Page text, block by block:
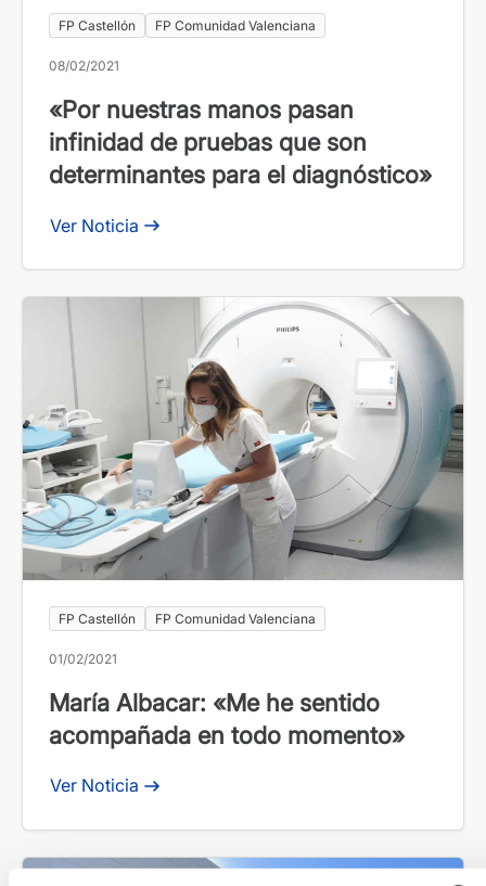
FP Castellón FP Comunidad Valenciana
08/02/2021
«Por nuestras manos pasan
infinidad de pruebas que son
determinantes para el diagnóstico»
Ver Noticia
FP Castellón FP Comunidad Valenciana
01/02/2021
María Albacar: «Me he sentido
acompañada en todo momento»
Ver Noticia